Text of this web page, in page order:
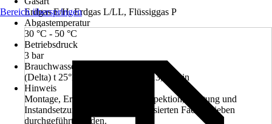
Erdgas E/H, Erdgas L/LL, Flüssiggas P
Abgastemperatur
30 °C - 50 °C
Betriebsdruck
3 bar
Brauchwasserdurchsatz
(Delta) t 25°K (von 10° auf 35°) 13,1 l/min
Hinweis
Montage, Erstinbetriebnahme, Inspektion, Wartung und
Instandsetzung müssen von autorisierten Fachbetrieben
durchgeführt werden.
Bereich überspringen